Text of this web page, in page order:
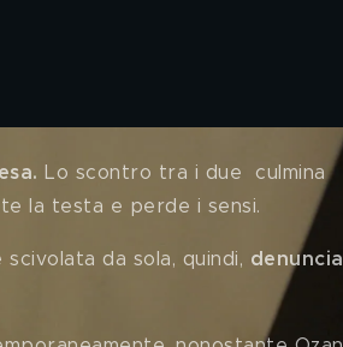
Lo scontro tra i due  culmina
la testa e perde i sensi.
da sola, quindi, denuncia